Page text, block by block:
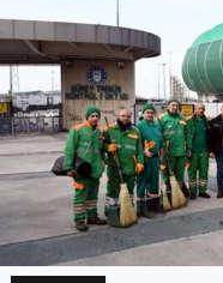
Bilim, Teknoloji